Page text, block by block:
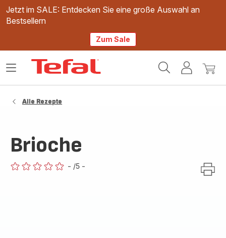
Jetzt im SALE: Entdecken Sie eine große Auswahl an
Bestsellern
Zum Sale
Mein
Mein
Das
Alle Rezepte
Brioche
- /5 -